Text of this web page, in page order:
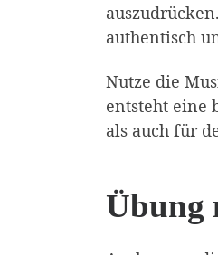
authentisch
Nutze die
entsteht eine
als auch für
Übung